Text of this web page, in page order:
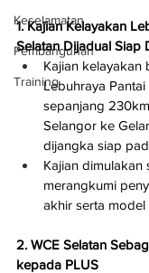
Keselamatan
Pembangunan
Training
1. Kajian Kelayakan
Selatan Dijadual Siap
Kajian kelayakan
Lebuhraya Pantai
sepanjang
Selangor ke
dijangka siap
Kajian
merangkumi
akhir serta model
2. WCE Selatan
kepada PLUS